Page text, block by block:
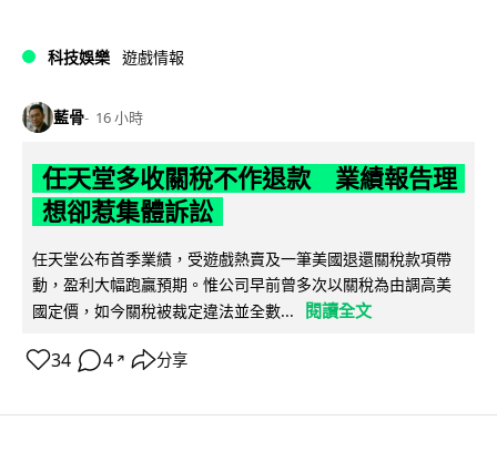
科技娛樂 遊戲情報
藍骨 16 小時
任天堂多收關稅不作退款 業績報告理
想卻惹集體訴訟
任天堂公布首季業績，受遊戲熱賣及一筆美國退還關稅款項帶
動，盈利大幅跑贏預期。惟公司早前曾多次以關稅為由調高美
國定價，如今關稅被裁定違法並全數...
閱讀全文
34 4 ↗ 分享